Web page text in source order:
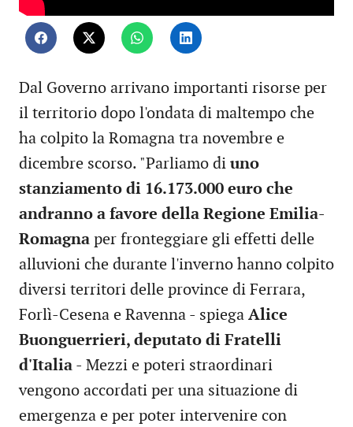
Dal Governo arrivano importanti risorse per
il territorio dopo l'ondata di maltempo che
ha colpito la Romagna tra novembre e
dicembre scorso. "Parliamo di uno
stanziamento di 16.173.000 euro che
andranno a favore della Regione Emilia-
Romagna per fronteggiare gli effetti delle
alluvioni che durante l'inverno hanno colpito
diversi territori delle province di Ferrara,
Forlì-Cesena e Ravenna - spiega Alice
Buonguerrieri, deputato di Fratelli
d'Italia - Mezzi e poteri straordinari
vengono accordati per una situazione di
emergenza e per poter intervenire con